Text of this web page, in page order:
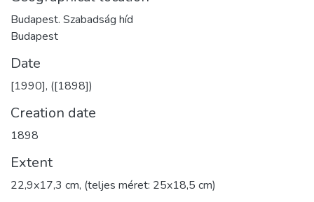
Budapest. Szabadság híd
Budapest
Date
[1990], ([1898])
Creation date
1898
Extent
22,9x17,3 cm, (teljes méret: 25x18,5 cm)